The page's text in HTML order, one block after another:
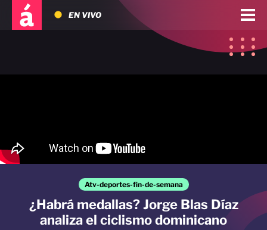
EN VIVO
Atv-deportes-fin-de-semana
¿Habrá medallas? Jorge Blas Díaz
analiza el ciclismo dominicano